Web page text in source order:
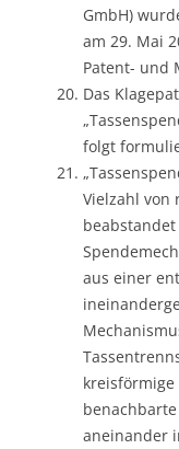
GmbH)
am 29. Mai
Patent- und
Das
folgt
Vielzahl von
aus einer
aneinander